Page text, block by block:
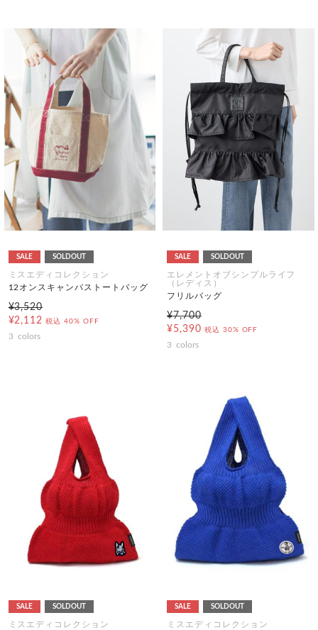
SALE SOLDOUT
ミスエディコレクション
12オンスキャンバストートバッグ
¥3,520
¥2,112 税込 40% OFF
3 colors
SALE SOLDOUT
エレメントオブシンプルライフ
（レディス）
フリルバッグ
¥7,700
¥5,390 税込 30% OFF
3 colors
SALE SOLDOUT
ミスエディコレクション
SALE SOLDOUT
ミスエディコレクション